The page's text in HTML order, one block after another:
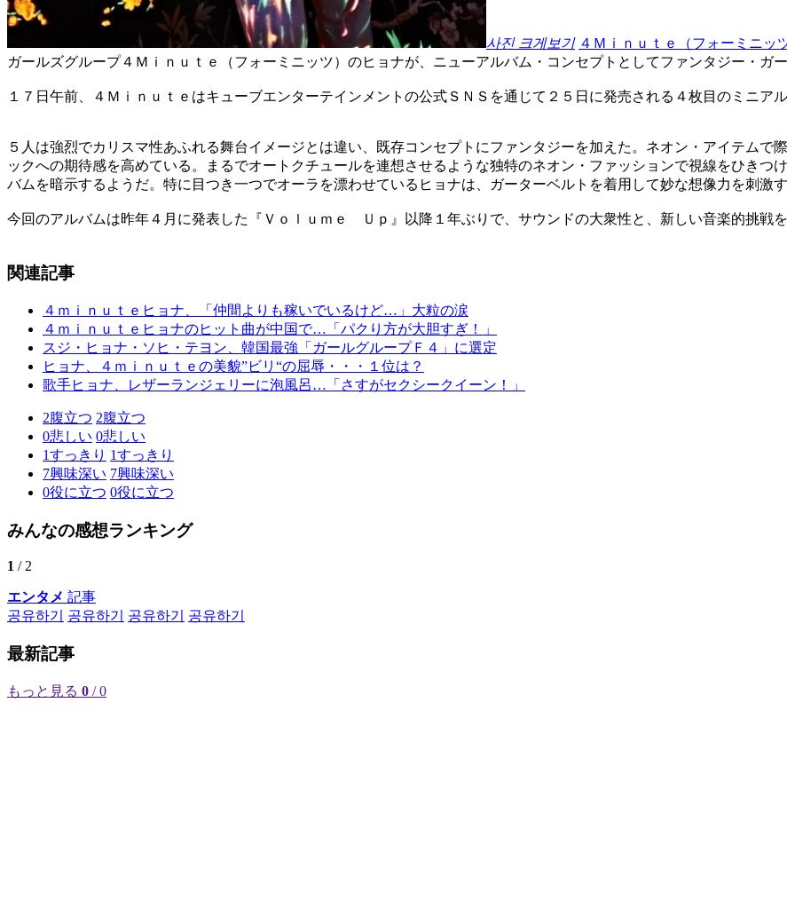
사진 크게보기 ４Ｍｉｎｕｔｅ（フォーミニッ
ガールズグループ４Ｍｉｎｕｔｅ（フォーミニッツ）のヒョナが、ニューアルバム・コンセプトとしてファンタジー・ガ
１７日午前、４Ｍｉｎｕｔｅはキューブエンターテインメントの公式ＳＮＳを通じて２５日に発売される４枚目のミニア
５人は強烈でカリスマ性あふれる舞台イメージとは違い、既存コンセプトにファンタジーを加えた。ネオン・アイテム
ックへの期待感を高めている。まるでオートクチュールを連想させるような独特のネオン・ファッションで視線をひきつ
バムを暗示するようだ。特に目つき一つでオーラを漂わせているヒョナは、ガーターベルトを着用して妙な想像力を刺激す
今回のアルバムは昨年４月に発表した『Ｖｏｌｕｍｅ Ｕｐ』以降１年ぶりで、サウンドの大衆性と、新しい音楽的挑戦
関連記事
４ｍｉｎｕｔｅヒョナ、「仲間よりも稼いでいるけど…」大粒の涙
４ｍｉｎｕｔｅヒョナのヒット曲が中国で…「パクり方が大胆すぎ！」
スジ・ヒョナ・ソヒ・テヨン、韓国最強「ガールグループＦ４」に選定
ヒョナ、４ｍｉｎｕｔｅの美貌”ビリ“の屈辱・・・１位は？
歌手ヒョナ、レザーランジェリーに泡風呂…「さすがセクシークイーン！」
2腹立つ 2腹立つ
0悲しい 0悲しい
1すっきり 1すっきり
7興味深い 7興味深い
0役に立つ 0役に立つ
みんなの感想ランキング
1 / 2
エンタメ 記事
공유하기
공유하기 공유하기 공유하기
最新記事
もっと見る 0 / 0